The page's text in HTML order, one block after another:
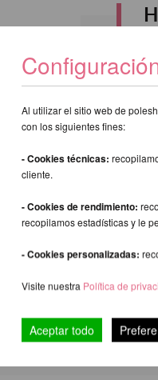
Buscar:
Atrás
Al utilizar el sitio web de
con los siguientes fines:
- Cookies técnicas:
cliente.
- Cookies de rendimiento:
recopilamos estadísticas y le
- Cookies personalizadas:
Visite nuestra Política de
Aceptar todo